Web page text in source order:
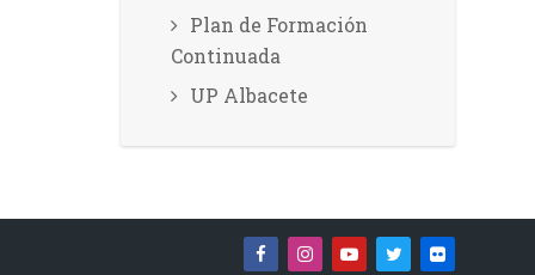
Plan de Formación
Continuada
UP Albacete